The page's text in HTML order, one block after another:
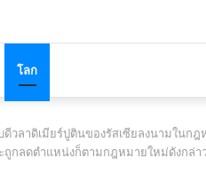
โลก
ดีวลาดิเมียร์ปูตินของรัสเซียลงนามใน
ถูกลดตำแหน่งก็ตามกฎหมายใหม่ดังกล่า